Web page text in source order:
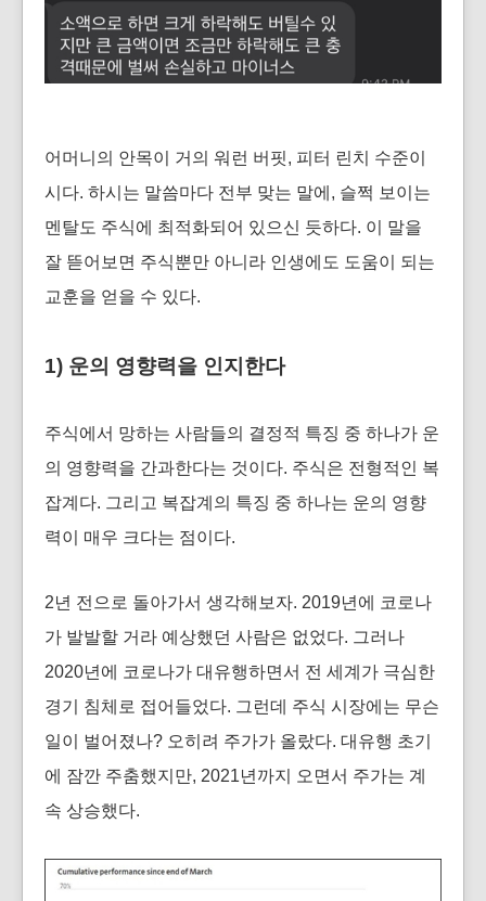
어머니의 안목이 거의 워런 버핏, 피터 린치 수준이
시다. 하시는 말씀마다 전부 맞는 말에, 슬쩍 보이는
멘탈도 주식에 최적화되어 있으신 듯하다. 이 말을
잘 뜯어보면 주식뿐만 아니라 인생에도 도움이 되는
교훈을 얻을 수 있다.
1) 운의 영향력을 인지한다
주식에서 망하는 사람들의 결정적 특징 중 하나가 운
의 영향력을 간과한다는 것이다. 주식은 전형적인 복
잡계다. 그리고 복잡계의 특징 중 하나는 운의 영향
력이 매우 크다는 점이다.
2년 전으로 돌아가서 생각해보자. 2019년에 코로나
가 발발할 거라 예상했던 사람은 없었다. 그러나
2020년에 코로나가 대유행하면서 전 세계가 극심한
경기 침체로 접어들었다. 그런데 주식 시장에는 무슨
일이 벌어졌나? 오히려 주가가 올랐다. 대유행 초기
에 잠깐 주춤했지만, 2021년까지 오면서 주가는 계
속 상승했다.